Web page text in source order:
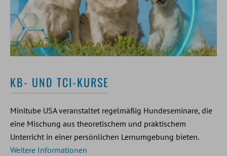
KB- UND TCI-KURSE
Minitube USA veranstaltet regelmäßig Hundeseminare, die
eine Mischung aus theoretischem und praktischem
Unterricht in einer persönlichen Lernumgebung bieten.
Weitere Informationen